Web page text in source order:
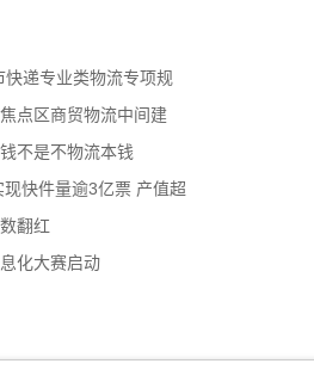
递专业类物流专项规
点区商贸物流中间建
不是不物流本钱
快件量逾3亿票 产值超
翻红
化大赛启动